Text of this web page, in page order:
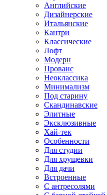
Английские
Дизайнерские
Итальянские
Кантри
Классические
Лофт
Модерн
Прованс
Неоклассика
Минимализм
Под старину
Скандинавские
Элитные
Эксклюзивные
Хай-тек
Особенности
Для студии
Для хрущевки
Для дачи
Встроенные
С антресолями